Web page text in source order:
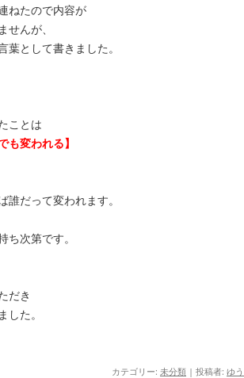
ねたので内容が
せんが、
葉として書きました。
ことは
も変われる】
誰だって変われます。
ち次第です。
だき
した。
カテゴリー: 未分類 | 投稿者: ゆう